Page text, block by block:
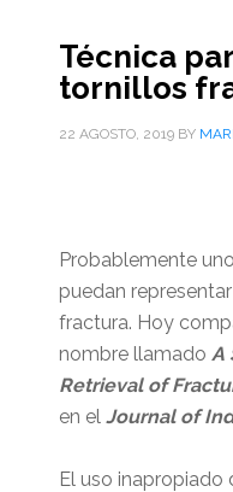
Técnica
tornillos
22 AGOSTO, 2019BY
Probablemente
puedan
fractura. Hoy
nombre llamado A
Retrieval of
en el Journal of
El uso